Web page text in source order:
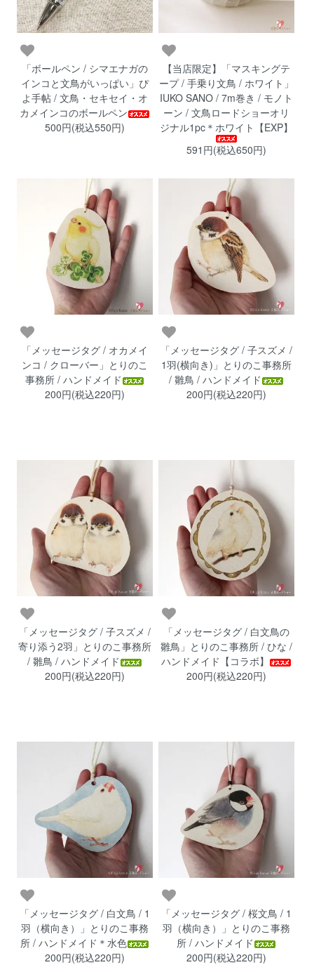
「ボールペン / シマエナガの
インコと文鳥がいっぱい」ぴ
よ手帖 / 文鳥・セキセイ・オ
カメインコのボールペン
500円(税込550円)
【当店限定】「マスキングテ
ープ / 手乗り文鳥 / ホワイト」
IUKO SANO / 7m巻き / モノト
ーン / 文鳥ロードショーオリ
ジナル1pc＊ホワイト【EXP】
591円(税込650円)
「メッセージタグ / オカメイ
ンコ / クローバー」とりのこ
事務所 / ハンドメイド
200円(税込220円)
「メッセージタグ / 子スズメ /
1羽(横向き)」とりのこ事務所
/ 雛鳥 / ハンドメイド
200円(税込220円)
「メッセージタグ / 子スズメ /
寄り添う2羽」とりのこ事務所
/ 雛鳥 / ハンドメイド
200円(税込220円)
「メッセージタグ / 白文鳥の
雛鳥」とりのこ事務所 / ひな /
ハンドメイド【コラボ】
200円(税込220円)
「メッセージタグ / 白文鳥 / 1
羽（横向き）」とりのこ事務
所 / ハンドメイド＊水色
200円(税込220円)
「メッセージタグ / 桜文鳥 / 1
羽（横向き）」とりのこ事務
所 / ハンドメイド
200円(税込220円)